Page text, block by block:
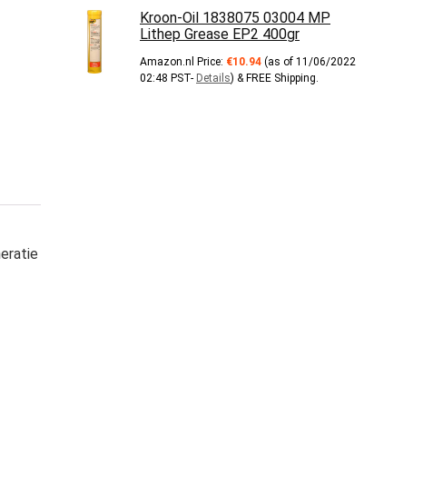
Kroon-Oil 1838075 03004 MP
Lithep Grease EP2 400gr
Amazon.nl Price: €10.94 (as of 11/06/2022
02:48 PST- Details) & FREE Shipping.